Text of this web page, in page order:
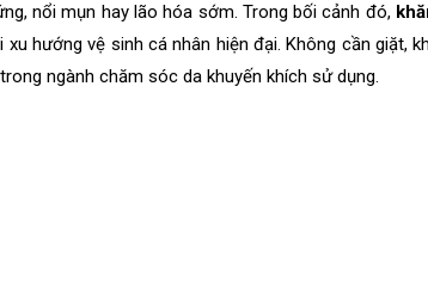
nổi mụn hay lão hóa sớm. Trong bối cảnh đó,
hướng vệ sinh cá nhân hiện đại. Không cần giặt,
ngành chăm sóc da khuyến khích sử dụng.